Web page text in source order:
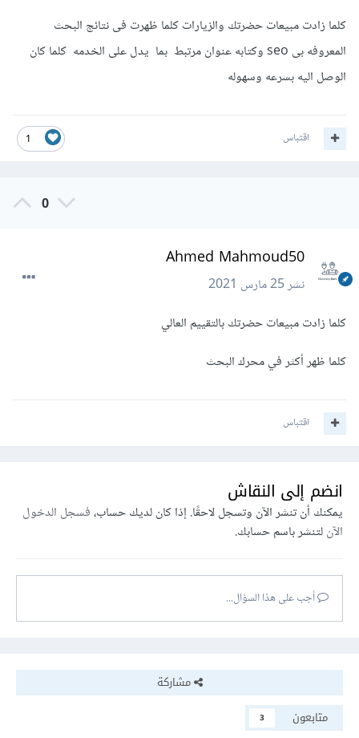
كلما زادت مبيعات حضرتك والزيارات كلما ظهرت فى نتائج البحث
المعروفه بى seo وكتابه عنوان مرتبط بما يدل على الخدمه كلما كان
الوصل اليه بسرعه وسهوله
1 اقتباس
0
Ahmed Mahmoud50
نشر25 مارس 2021
كلما زادت مبيعات حضرتك بالتقييم العالي
كلما ظهر أكثر في محرك البحث
اقتباس
انضم إلى النقاش
يمكنك أن تنشر الآن وتسجل لاحقًا. إذا كان لديك حساب،فسجل الدخول
الآنلتنشر باسم حسابك.
أجب على هذا السؤال...
مشاركة
متابعون
3